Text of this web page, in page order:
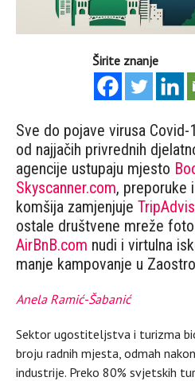
Širite znanje
Sve do pojave virusa
od najjačih privrednih
agencije ustupaju mjesto
Skyscanner.com, preporuke
komšija zamjenjuje
ostale društvene mreže
AirBnB.com nudi i virtulna
manje kampovanje u
Anela Ramić-Šabanić
Sektor ugostiteljstva i turizma
broju radnih mjesta, odmah
industrije. Preko 80% svjetskih